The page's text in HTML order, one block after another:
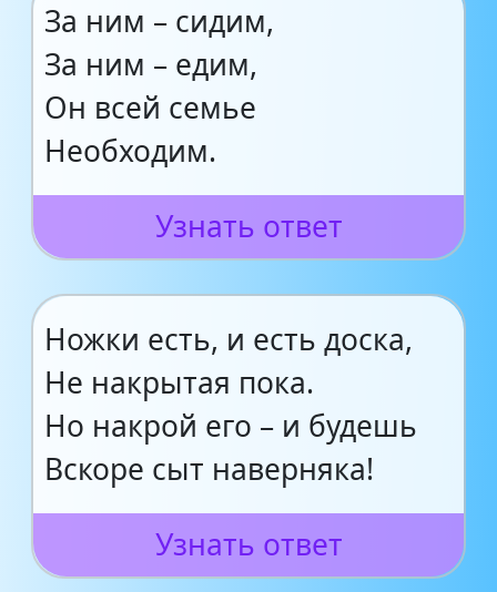
За ним – сидим,
За ним – едим,
Он всей семье
Необходим.
Узнать ответ
Ножки есть, и есть доска,
Не накрытая пока.
Но накрой его – и будешь
Вскоре сыт наверняка!
Узнать ответ